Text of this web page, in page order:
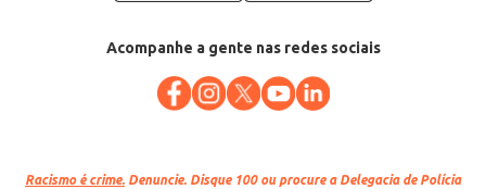
Acompanhe a gente nas redes sociais
Racismo é crime. Denuncie. Disque 100 ou procure a Delegacia de Polícia